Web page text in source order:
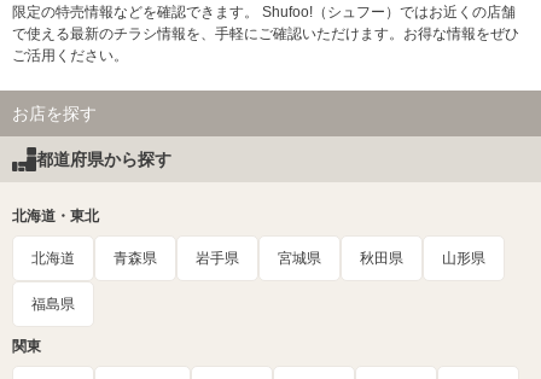
限定の特売情報などを確認できます。 Shufoo!（シュフー）ではお近くの店舗
で使える最新のチラシ情報を、手軽にご確認いただけます。お得な情報をぜひ
ご活用ください。
お店を探す
都道府県から探す
北海道・東北
北海道 青森県 岩手県 宮城県 秋田県 山形県
福島県
関東